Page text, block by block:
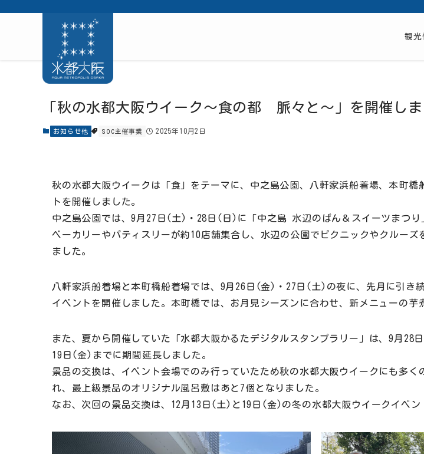
観光
「秋の水都大阪ウイーク～食の都 脈々と～」を開催し
お知らせ他 SOC主催事業 2025年10月2日
秋の水都大阪ウイークは「食」をテーマに、中之島公園、八軒家浜船着場、本町橋
トを開催しました。
中之島公園では、9月27日(土)・28日(日)に「中之島 水辺のぱん＆スイーツまつり
ベーカリーやパティスリーが約10店舗集合し、水辺の公園でピクニックやクルーズ
ました。
八軒家浜船着場と本町橋船着場では、9月26日(金)・27日(土)の夜に、先月に引き
イベントを開催しました。本町橋では、お月見シーズンに合わせ、新メニューの芋
また、夏から開催していた「水都大阪かるたデジタルスタンプラリー」は、9月28
19日(金)までに期間延長しました。
景品の交換は、イベント会場でのみ行っていたため秋の水都大阪ウイークにも多く
れ、最上級景品のオリジナル風呂敷はあと7個となりました。
なお、次回の景品交換は、12月13日(土)と19日(金)の冬の水都大阪ウイークイベン